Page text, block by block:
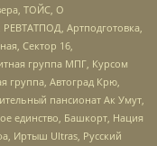
ТОЙС, О
РЕВТАТПОД, Артподготовка,
Сектор 16,
группа МПГ, Курсом
группа, Автоград Крю,
пансионат Ак Умут,
единство, Башкорт, Нация
Иртыш Ultras, Русский